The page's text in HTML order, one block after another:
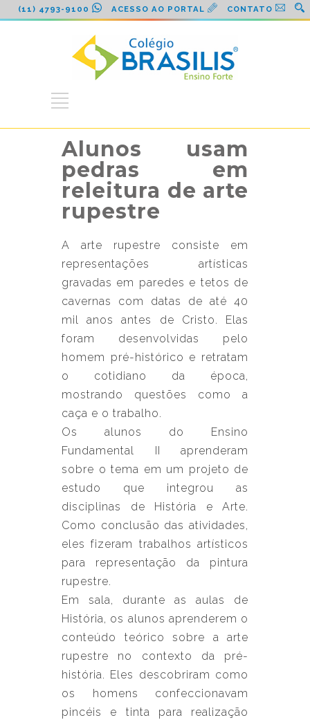
(11) 4793-9100 ACESSO AO PORTAL CONTATO
Alunos usam
pedras em
releitura de arte
rupestre
A arte rupestre consiste em
representações artísticas
gravadas em paredes e tetos de
cavernas com datas de até 40
mil anos antes de Cristo. Elas
foram desenvolvidas pelo
homem pré-histórico e retratam
o cotidiano da época,
mostrando questões como a
caça e o trabalho.
Os alunos do Ensino
Fundamental II aprenderam
sobre o tema em um projeto de
estudo que integrou as
disciplinas de História e Arte.
Como conclusão das atividades,
eles fizeram trabalhos artísticos
para representação da pintura
rupestre.
Em sala, durante as aulas de
História, os alunos aprenderem o
conteúdo teórico sobre a arte
rupestre no contexto da pré-
história. Eles descobriram como
os homens confeccionavam
pincéis e tinta para realização